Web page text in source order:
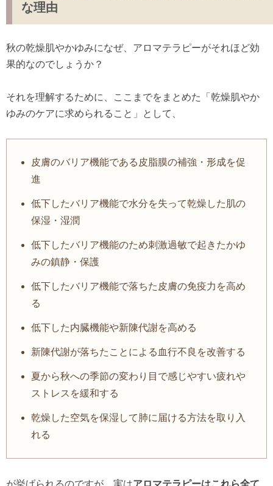
な理由
秋の乾燥肌やかゆみになぜ、アロマテラピーがそれほど効
果的なのでしょうか？
それを理解するために、ここまでをまとめた「乾燥肌やか
ゆみのケアに求められること」として、
皮膚のバリア機能である皮脂膜の補強・形成を促
進
低下したバリア機能で水分を失って乾燥した肌の
保湿・湿潤
低下したバリア機能のため刺激過敏で起きたかゆ
みの鎮静・保護
低下したバリア機能で落ちた皮膚の免疫力を高め
る
低下した内臓機能や新陳代謝を高める
新陳代謝が落ちたことによる血行不良を改善する
夏から秋への季節の変わり目で感じやすい疲れや
ストレスを緩和する
乾燥した空気を保湿して肺に届ける方法を取り入
れる
が挙げられるのですが、実はアロマテラピーはこれら全て